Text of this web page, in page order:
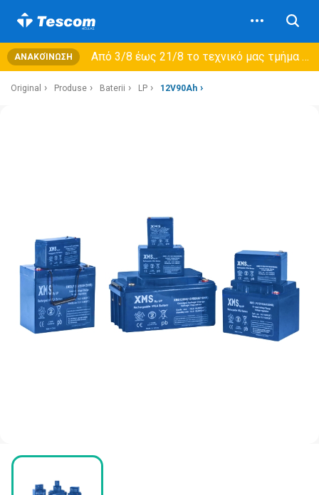
ΑΝΑΚΟΊΝΩΣΗ Από 3/8 έως 21/8 τo τεχνικό μας τμήμα θα εξυπηρετεί μόνο συμβόλαια συντήρησης και όχι νέες παραλαβές →
Original Produse Baterii LP 12V90Ah